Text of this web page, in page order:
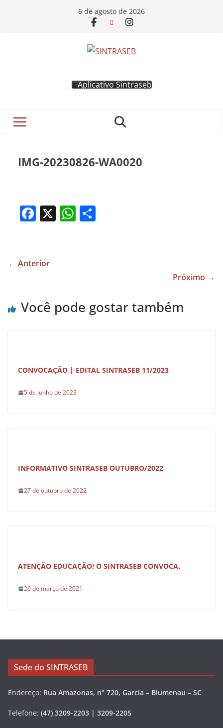
6 de agosto de 2026
Aplicativo Sintraseb
IMG-20230826-WA0020
F
e
o
X W
p
← Anterior
Próximo →
Você pode gostar também
CONVOCAÇÃO | EDITAL SINTRASEB 11/2023
5 de junho de 2023
INFORMATIVO SINTRASEB OUTUBRO/2022
27 de outubro de 2022
ATENÇÃO EDUCAÇÃO! O SINTRASEB CONVOCA.
26 de março de 2021
Sede do SINTRASEB
Endereço: Rua Amazonas, n° 720, Garcia – Blumenau – SC
Telefone: (47) 3209-2203 | 3209-2205